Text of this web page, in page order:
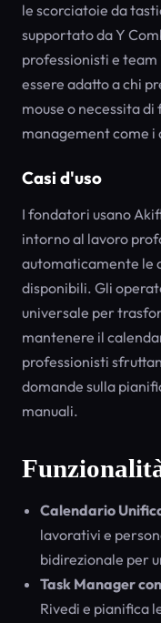
le scorciatoie da
supportato da Y
professionisti e
essere adatto a chi
mouse o necessita
management come i
Casi d'uso
I fondatori usano
intorno al lavoro
automaticamente le
disponibili. Gli
universale per
mantenere il
professionisti
domande sulla
manuali.
Calendario
lavorativi e
bidirezionale per
Task Manager
Rivedi e pianifica